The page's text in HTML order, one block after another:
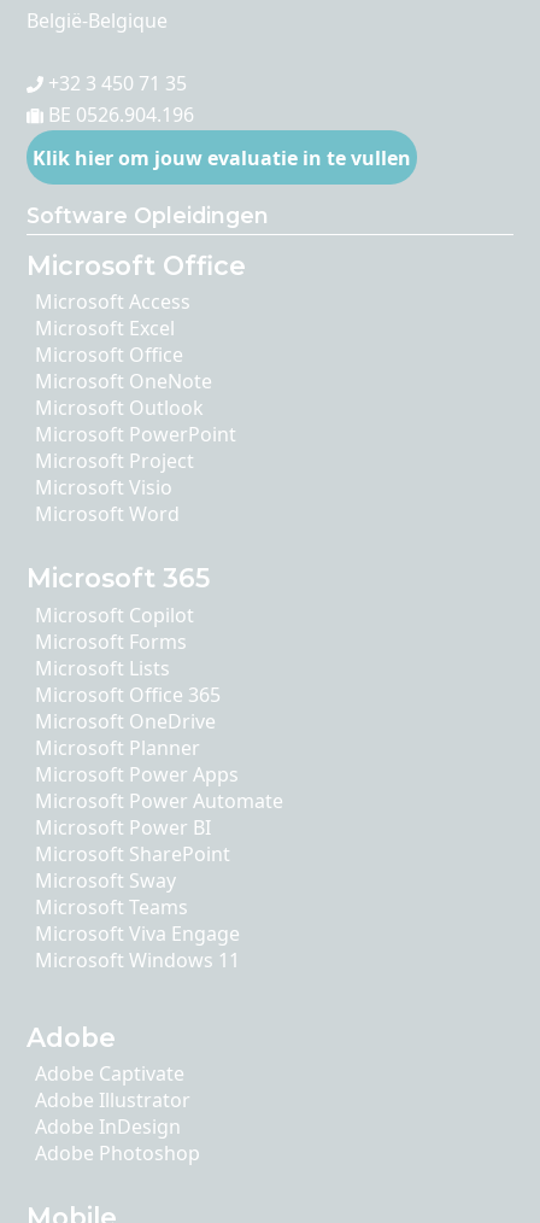
België-Belgique
+32 3 450 71 35
BE 0526.904.196
Klik hier om jouw evaluatie in te vullen
Software Opleidingen
Microsoft Office
Microsoft Access
Microsoft Excel
Microsoft Office
Microsoft OneNote
Microsoft Outlook
Microsoft PowerPoint
Microsoft Project
Microsoft Visio
Microsoft Word
Microsoft 365
Microsoft Copilot
Microsoft Forms
Microsoft Lists
Microsoft Office 365
Microsoft OneDrive
Microsoft Planner
Microsoft Power Apps
Microsoft Power Automate
Microsoft Power BI
Microsoft SharePoint
Microsoft Sway
Microsoft Teams
Microsoft Viva Engage
Microsoft Windows 11
Adobe
Adobe Captivate
Adobe Illustrator
Adobe InDesign
Adobe Photoshop